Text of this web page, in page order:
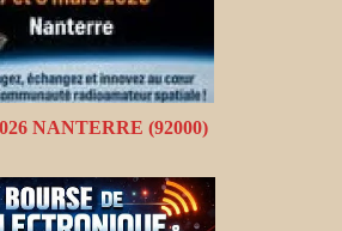
NANTERRE (92000)